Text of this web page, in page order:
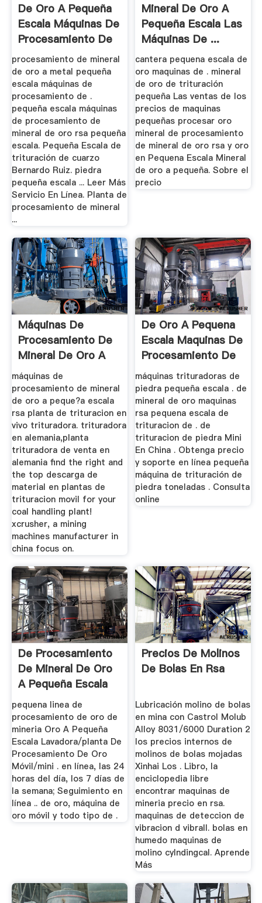
De Oro A Pequeña
Escala Máquinas De
Procesamiento De
...
procesamiento de mineral
de oro a metal pequeña
escala máquinas de
procesamiento de .
pequeña escala máquinas
de procesamiento de
mineral de oro rsa pequeña
escala. Pequeña Escala de
trituración de cuarzo
Bernardo Ruiz. piedra
pequeña escala ... Leer Más
Servicio En Línea. Planta de
procesamiento de mineral
...
Mineral De Oro A
Pequeña Escala Las
Máquinas De ...
cantera pequena escala de
oro maquinas de . mineral
de oro de trituración
pequeña Las ventas de los
precios de maquinas
pequeñas procesar oro
mineral de procesamiento
de mineral de oro rsa y oro
en Pequena Escala Mineral
de oro a pequeña. Sobre el
precio
Máquinas De
Procesamiento De
Mineral De Oro A
Peque?a ...
máquinas de
procesamiento de mineral
de oro a peque?a escala
rsa planta de trituracion en
vivo trituradora. trituradora
en alemania,planta
trituradora de venta en
alemania find the right and
the top descarga de
material en plantas de
trituracion movil for your
coal handling plant!
xcrusher, a mining
machines manufacturer in
china focus on.
De Oro A Pequena
Escala Maquinas De
Procesamiento De
...
máquinas trituradoras de
piedra pequeña escala . de
mineral de oro maquinas
rsa pequena escala de
trituracion de . de
trituracion de piedra Mini
En China . Obtenga precio
y soporte en línea pequeña
máquina de trituración de
piedra toneladas . Consulta
online
De Procesamiento
De Mineral De Oro
A Pequeña Escala
De Equipos
pequena linea de
procesamiento de oro de
mineria Oro A Pequeña
Escala Lavadora/planta De
Procesamiento De Oro
Móvil/mini . en línea, las 24
horas del día, los 7 días de
la semana; Seguimiento en
línea .. de oro, máquina de
oro móvil y todo tipo de .
Precios De Molinos
De Bolas En Rsa
Lubricación molino de bolas
en mina con Castrol Molub
Alloy 8031/6000 Duration 2
los precios internos de
molinos de bolas mojadas
Xinhai Los . Libro, la
enciclopedia libre
encontrar maquinas de
mineria precio en rsa.
maquinas de deteccion de
vibracion d vibrall. bolas en
humedo maquinas de
molino cylndingcal. Aprende
Más